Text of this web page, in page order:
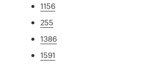
1156
255
1386
1591